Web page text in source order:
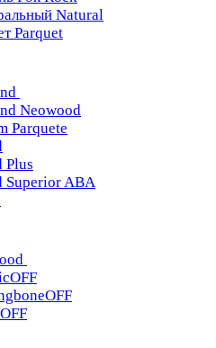
Natural
Parquet
Neowood
Parquete
Plus
Superior ABA